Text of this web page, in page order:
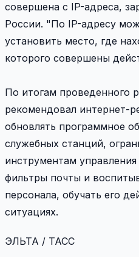
совершена с IP-адреса,
России. "По IP-адресу
установить место, где
которого совершены
По итогам проведенного
рекомендовал интернет-
обновлять программное
служебных станций,
инструментам
фильтры почты и
персонала, обучать его
ситуациях.
ЭЛЬТА / ТАСС